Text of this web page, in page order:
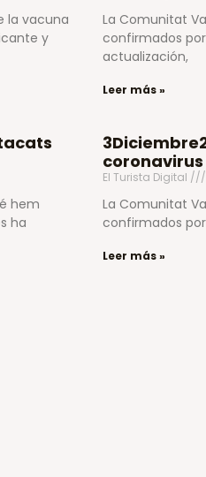
la vacuna
y
La Comunitat
confirmados
actualización,
Leer más »
hem
ha
El Turista Digital
La Comunitat
confirmados
Leer más »